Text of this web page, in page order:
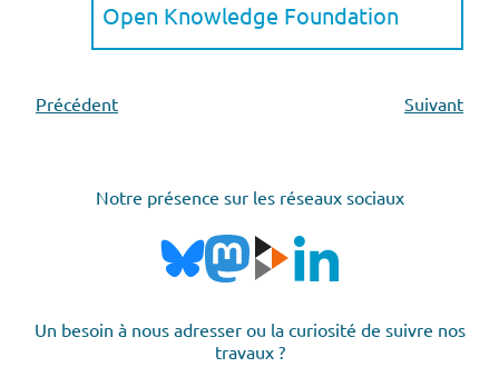
Open Knowledge Foundation
Précédent Suivant
Notre présence sur les réseaux sociaux
Un besoin à nous adresser ou la curiosité de suivre nos
travaux ?